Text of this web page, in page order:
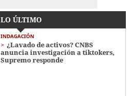
LO ÚLTIMO
INDAGACIÓN
¿Lavado de activos? CNBS
anuncia investigación a tiktokers,
Supremo responde